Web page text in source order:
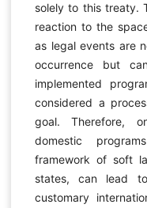
solely to this treaty.
reaction to the
as legal events are
occurrence but
implemented
considered a
goal. Therefore,
domestic
framework of soft
states, can lead
customary